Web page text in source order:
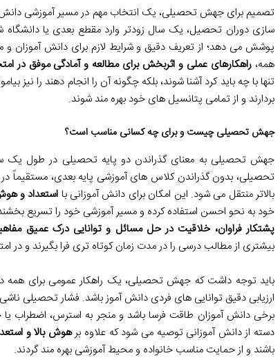
تصمیم برای جهش تحصیلی، یک انتخاب مهم در مسیر آموزشی دانش
سازی دوران تحصیل، یک سال زودتر وارد مقطع بعدی یا
پوشش می دهد؛ از تعریف دقیق و شرایط لازم برای دانش آموزان و
همه، راهکارهای عملی و اثربخش برای مطالعه و آمادگی موفق در
تنها با چه باید کرد آشنا شوند، بلکه چگونه آن را انجام دهند را نیز
بردارند و از تمامی پتانسیل های خود بهره مند شوند.
جهش تحصیلی چیست و برای چه کسانی مناسب است؟
جهش تحصیلی به معنای گذراندن دو پایه تحصیلی در طول یک
تحصیلی، بدون گذراندن کلاس های آموزشی پایه بعدی، مستقیماً
بالاتر منتقل می شود. این امکان برای دانش آموزانی بااستعداد و
خود به نحو احسن استفاده کرده و مسیر آموزشی خود را تسریع
پشتکار فراوان، خلاقیت در حل مسائل و توانایی درک عمیق
بیشتری از مطالب درسی را در مدت زمان کوتاه تری فرا بگیرند و در
باید توجه داشت که جهش تحصیلی، یک راهکار عمومی برای همه
ارزیابی دقیق توانایی های فردی دانش آموز باشد. فشار تحصیلی
برخی دانش آموزان طاقت فرسا باشد و منجر به استرس، اضطراب یا
دسته از دانش آموزانی توصیه می شود که علاوه برهوش بالا و
باشند و از حمایت مناسب خانواده و محیط آموزشی بهره مند گردند.